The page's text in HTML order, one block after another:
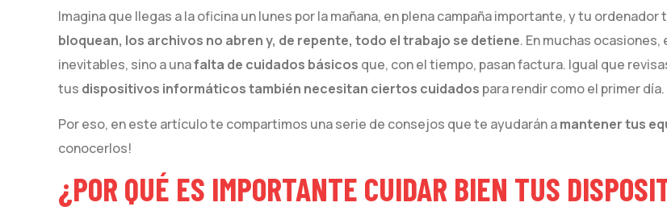
Imagina que llegas a la oficina un lunes por la mañana, en plena campaña importante, y tu
bloquean, los archivos no abren y, de repente, todo el trabajo se detiene. En muchas
inevitables, sino a unafalta de cuidados básicos que, con el tiempo, pasan factura. Igual que
tus dispositivos informáticos también necesitan ciertos cuidados para rendir como el primer día.
Por eso, en este artículo te compartimos una serie de consejos que te ayudarán amantener tus
conocerlos!
¿POR QUÉ ES IMPORTANTE CUIDAR BIEN TUS